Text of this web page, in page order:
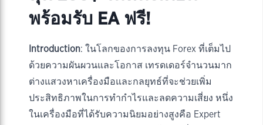
พร้อมรับ EA ฟรี!
Introduction: ในโลกของการลงทุน Forex ที่เต็มไป
ด้วยความผันผวนและโอกาส เทรดเดอร์จำนวนมาก
ต่างแสวงหาเครื่องมือและกลยุทธ์ที่จะช่วยเพิ่ม
ประสิทธิภาพในการทำกำไรและลดความเสี่ยง หนึ่ง
ในเครื่องมือที่ได้รับความนิยมอย่างสูงคือ Expert